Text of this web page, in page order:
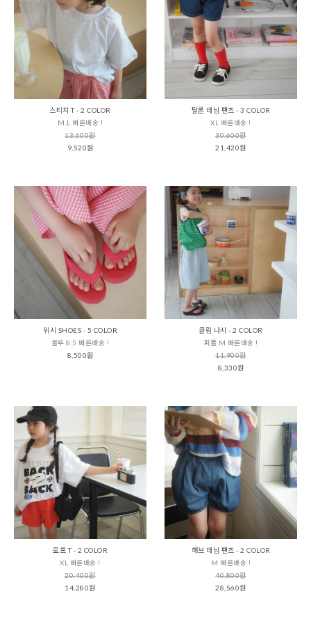
스티치 T - 2 COLOR
M,L 빠른배송 !
13,600원
9,520원
탈론 데님 팬츠 - 3 COLOR
XL 빠른배송 !
30,600원
21,420원
위시 SHOES - 5 COLOR
블루 8.5 빠른배송 !
8,500원
클림 나시 - 2 COLOR
퍼플 M 빠른배송 !
11,900원
8,330원
로프 T - 2 COLOR
XL 빠른배송 !
20,400원
14,280원
해브 데님 팬츠 - 2 COLOR
M 빠른배송 !
40,800원
28,560원